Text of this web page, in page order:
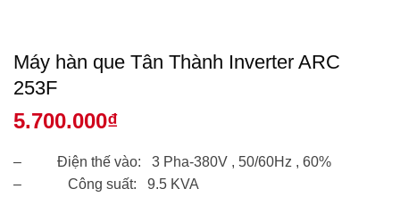
Máy hàn que Tân Thành Inverter ARC
253F
5.700.000₫
– Điện thế vào: 3 Pha-380V , 50/60Hz , 60%
– Công suất: 9.5 KVA